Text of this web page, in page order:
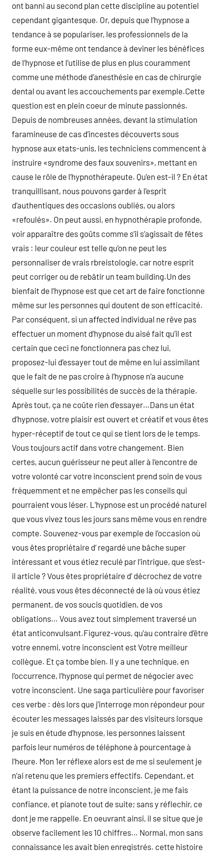
ont banni au second plan cette discipline au potentiel
cependant gigantesque. Or, depuis que l’hypnose a
tendance à se populariser, les professionnels de la
forme eux-même ont tendance à deviner les bénéfices
de l’hypnose et l’utilise de plus en plus couramment
comme une méthode d’anesthésie en cas de chirurgie
dental ou avant les accouchements par exemple.Cette
question est en plein coeur de minute passionnés.
Depuis de nombreuses années, devant la stimulation
faramineuse de cas d’incestes découverts sous
hypnose aux etats-unis, les techniciens commencent à
instruire «syndrome des faux souvenirs», mettant en
cause le rôle de l’hypnothérapeute. Qu’en est-il ? En état
tranquillisant, nous pouvons garder à l’esprit
d’authentiques des occasions oubliés, ou alors
«refoulés». On peut aussi, en hypnothérapie profonde,
voir apparaître des goûts comme s’il s’agissait de fêtes
vrais : leur couleur est telle qu’on ne peut les
personnaliser de vrais rbreistologie, car notre esprit
peut corriger ou de rebâtir un team building.Un des
bienfait de l’hypnose est que cet art de faire fonctionne
même sur les personnes qui doutent de son efficacité.
Par conséquent, si un affected individual ne rêve pas
effectuer un moment d’hypnose du aisé fait qu’il est
certain que ceci ne fonctionnera pas chez lui,
proposez-lui d’essayer tout de même en lui assimilant
que le fait de ne pas croire à l’hypnose n’a aucune
séquelle sur les possibilités de succès de la thérapie.
Après tout, ça ne coûte rien d’essayer…Dans un état
d’hypnose, votre plaisir est ouvert et créatif et vous êtes
hyper-réceptif de tout ce qui se tient lors de le temps.
Vous toujours actif dans votre changement. Bien
certes, aucun guérisseur ne peut aller à l’encontre de
votre volonté car votre inconscient prend soin de vous
fréquemment et ne empêcher pas les conseils qui
pourraient vous léser. L’hypnose est un procédé naturel
que vous vivez tous les jours sans même vous en rendre
compte. Souvenez-vous par exemple de l’occasion où
vous êtes propriétaire d’ regardé une bâche super
intéressant et vous étiez reculé par l’intrigue, que s’est-
il article ? Vous êtes propriétaire d’ décrochez de votre
réalité, vous vous êtes déconnecté de là où vous étiez
permanent, de vos soucis quotidien, de vos
obligations… Vous avez tout simplement traversé un
état anticonvulsant.Figurez-vous, qu’au contraire d’être
votre ennemi, votre inconscient est Votre meilleur
collègue. Et ça tombe bien. Il y a une technique, en
l’occurrence, l’hypnose qui permet de négocier avec
votre inconscient. Une saga particulière pour favoriser
ces verbe : dès lors que j’interroge mon répondeur pour
écouter les messages laissés par des visiteurs lorsque
je suis en étude d’hypnose, les personnes laissent
parfois leur numéros de téléphone à pourcentage à
l’heure. Mon 1er réflexe alors est de me si seulement je
n’ai retenu que les premiers effectifs. Cependant, et
étant la puissance de notre inconscient, je me fais
confiance, et pianote tout de suite; sans y réflechir, ce
dont je me rappelle. En oeuvrant ainsi, il se situe que je
observe facilement les 10 chiffres… Normal, mon sans
connaissance les avait bien enregistrés. cette histoire